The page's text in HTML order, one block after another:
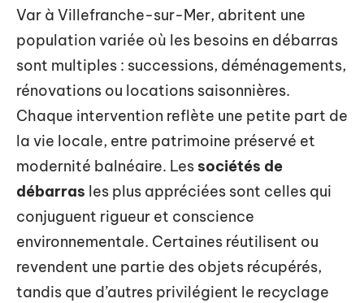
Var à Villefranche-sur-Mer, abritent une
population variée où les besoins en débarras
sont multiples : successions, déménagements,
rénovations ou locations saisonnières.
Chaque intervention reflète une petite part de
la vie locale, entre patrimoine préservé et
modernité balnéaire. Les sociétés de
débarras les plus appréciées sont celles qui
conjuguent rigueur et conscience
environnementale. Certaines réutilisent ou
revendent une partie des objets récupérés,
tandis que d’autres privilégient le recyclage